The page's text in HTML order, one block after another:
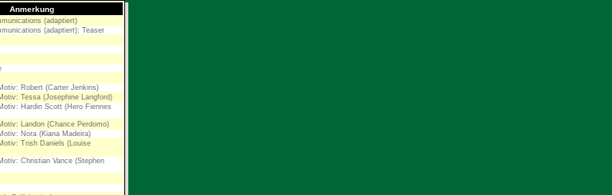
Anmerkung
(adaptiert)
(adaptiert); Teaser
Robert (Carter Jenkins)
Tessa (Josephine Langford)
Hardin Scott (Hero Fiennes
Landon (Chance Perdomo)
Nora (Kiana Madeira)
Trish Daniels (Louise
Christian Vance (Stephen